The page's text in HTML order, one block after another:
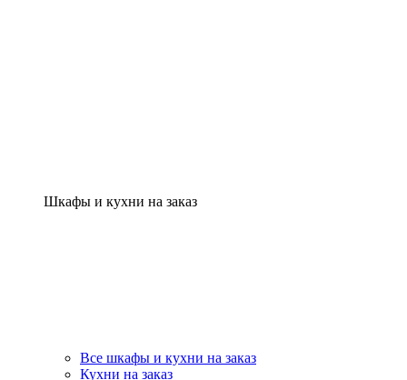
Шкафы и кухни на заказ
Все шкафы и кухни на заказ
Кухни на заказ